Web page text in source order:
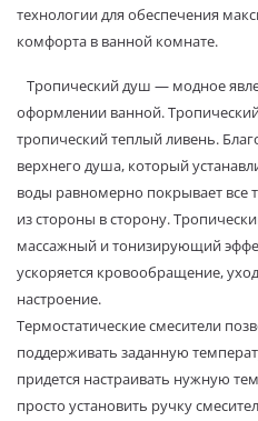
технологии для обеспечения
комфорта в ванной комнате.
Тропический душ — модное
оформлении ванной.
тропический теплый ливень.
верхнего душа, который
воды равномерно покрывает все
из стороны в сторону.
массажный и тонизирующий
ускоряется кровообращение,
настроение.
Термостатические смесители
поддерживать заданную
придется настраивать нужную
просто установить ручку